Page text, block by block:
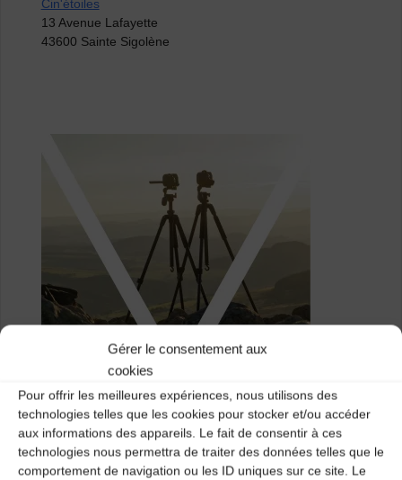
Gérer le consentement aux
cookies
Pour offrir les meilleures expériences, nous utilisons des
technologies telles que les cookies pour stocker et/ou accéder
aux informations des appareils. Le fait de consentir à ces
technologies nous permettra de traiter des données telles que le
comportement de navigation ou les ID uniques sur ce site. Le
Cin'étoiles
13 Avenue Lafayette
43600 Sainte Sigolène
17h :
Présentation et projection du film « Paroles du
Mézenc » par un intervenant du CDMDT43